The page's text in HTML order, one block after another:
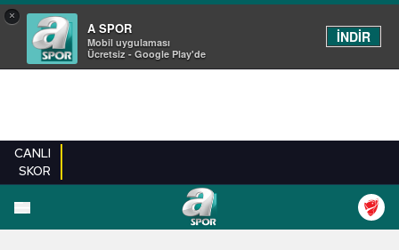
×
A SPOR
Mobil uygulaması
Ücretsiz - Google Play'de
İNDİR
CANLI
SKOR